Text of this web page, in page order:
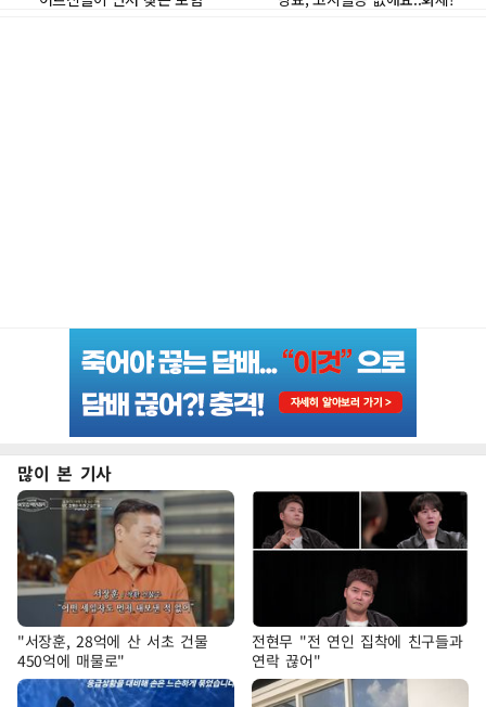
많이 본 기사
"서장훈, 28억에 산 서초 건물
450억에 매물로"
전현무 "전 연인 집착에 친구들과
연락 끊어"